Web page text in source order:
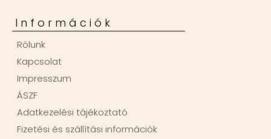
Információk
Rólunk
Kapcsolat
Impresszum
ÁSZF
Adatkezelési tájékoztató
Fizetési és szállítási információk